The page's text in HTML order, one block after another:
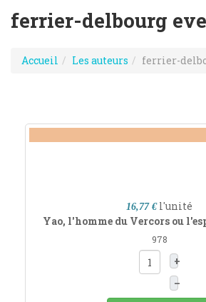
ferrier-delbourg
Accueil Les auteurs ferrier-
16,77 € l'unité
Yao, l'homme du Vercors ou
978
+
–